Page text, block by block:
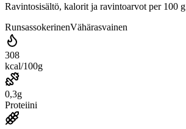
Ravintosisältö, kalorit ja ravintoarvot per 100 g
RunsassokerinenVähärasvainen
308
kcal/100g
0,3g
Proteiini